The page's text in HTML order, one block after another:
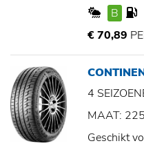
B
€ 70,89
4
MAAT:
Geschikt